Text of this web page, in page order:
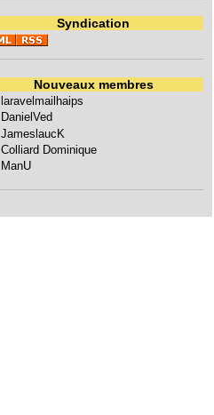
Syndication
Nouveaux membres
laravelmailhaips
DanielVed
JameslaucK
Colliard Dominique
ManU